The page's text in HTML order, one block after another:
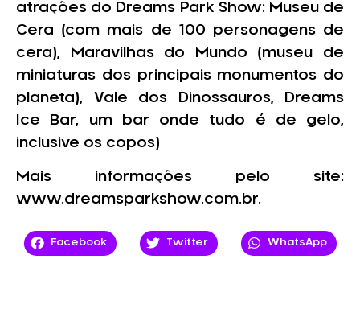
atrações do Dreams Park Show: Museu de
Cera (com mais de 100 personagens de
cera), Maravilhas do Mundo (museu de
miniaturas dos principais monumentos do
planeta), Vale dos Dinossauros, Dreams
Ice Bar, um bar onde tudo é de gelo,
inclusive os copos)
Mais informações pelo site:
www.dreamsparkshow.com.br.
Facebook Twitter WhatsApp